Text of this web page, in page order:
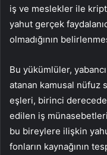
iş ve meslekler ile
yahut gerçek
olmadığının
Bu yükümlüler,
atanan kamusal nüfuz
eşleri, birinci derecede
edilen iş
bu bireylere ilişkin
fonların kaynağının